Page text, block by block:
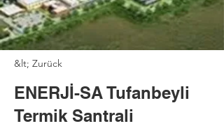
&lt; Zurück
ENERJİ-SA Tufanbeyli
Termik Santrali